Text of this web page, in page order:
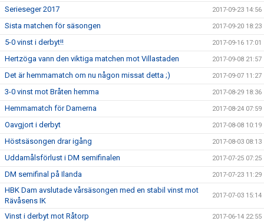
Serieseger 2017 2017-09-23 14:56
Sista matchen för säsongen 2017-09-20 18:23
5-0 vinst i derbyt!! 2017-09-16 17:01
Hertzöga vann den viktiga matchen mot Villastaden 2017-09-08 21:57
Det är hemmamatch om nu någon missat detta ;) 2017-09-07 11:27
3-0 vinst mot Bråten hemma 2017-08-29 18:36
Hemmamatch för Damerna 2017-08-24 07:59
Oavgjort i derbyt 2017-08-08 10:19
Höstsäsongen drar igång 2017-08-03 08:13
Uddamålsförlust i DM semifinalen 2017-07-25 07:25
DM semifinal på Ilanda 2017-07-23 11:29
HBK Dam avslutade vårsäsongen med en stabil vinst mot
Rävåsens IK
2017-07-03 15:14
Vinst i derbyt mot Råtorp 2017-06-14 22:55